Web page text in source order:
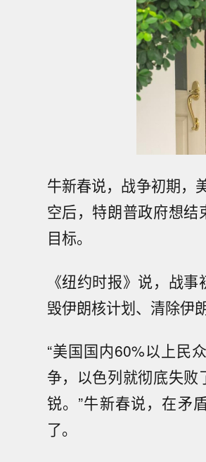
牛新春说，战争初期，
空后，特朗普政府想
目标。
《纽约时报》说，战
毁伊朗核计划、清除伊
“美国国内60%以上民
争，以色列就彻底失败
锐。”牛新春说，在矛
了。